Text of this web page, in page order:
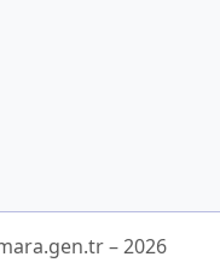
– 2026